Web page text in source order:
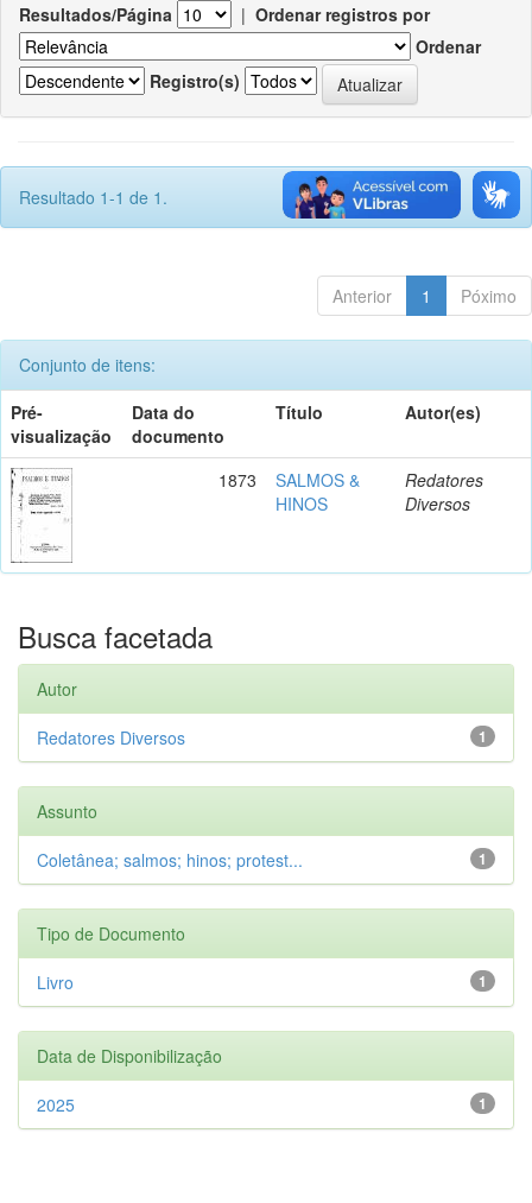
Resultados/Página | Ordenar registros por
Ordenar
Registro(s)
Resultado 1-1 de 1.
Anterior 1 Póximo
Conjunto de itens:
Pré-
visualização
Data do
documento
Título Autor(es)
1873
SALMOS &
HINOS
Redatores
Diversos
Busca facetada
Autor
1
Redatores Diversos
Assunto
1
Coletânea; salmos; hinos; protest...
Tipo de Documento
1
Livro
Data de Disponibilização
1
2025